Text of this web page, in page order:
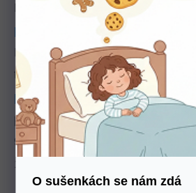
O sušenkách se nám zdá
Pro kvalitní spánek je potřeba
postel.
Bytelný rám a pevné
Postel by měla být měkká,
tvarově uspokojovala. Někdo dá
posteli
, jiný zase zvolípostel z
postele platí, že optimální šířka
90 cm a délka 200 cm. Pro
180 cm a délka 200 cm.